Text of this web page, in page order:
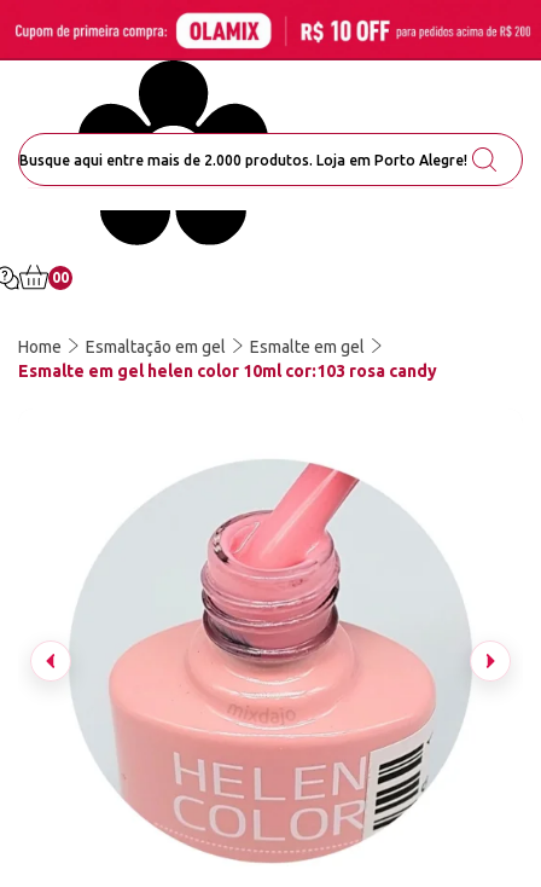
00
Home Esmaltação em gel
Esmalte em gel
Esmalte em gel helen color 10ml cor:103 rosa candy